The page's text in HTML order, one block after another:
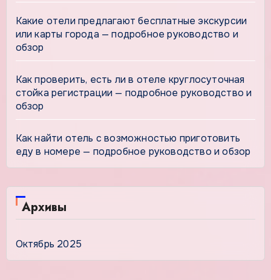
Какие отели предлагают бесплатные экскурсии
или карты города — подробное руководство и
обзор
Как проверить, есть ли в отеле круглосуточная
стойка регистрации — подробное руководство и
обзор
Как найти отель с возможностью приготовить
еду в номере — подробное руководство и обзор
Архивы
Октябрь 2025